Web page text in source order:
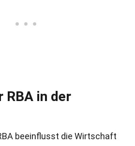
RBA in der
beeinflusst die Wirtschaft